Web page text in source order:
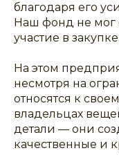
благодаря его
Наш фонд не мог
участие в закупке.
На этом
несмотря на
относятся к
владельцах
детали — они
качественные и